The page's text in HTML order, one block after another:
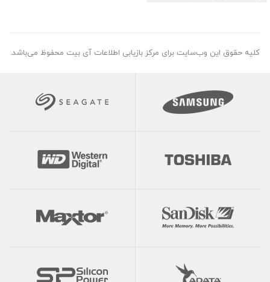
کلیه حقوق این وب‌سایت برای مرکز بازیابی اطلاعات آی بیت محفوظ می‌باشد.